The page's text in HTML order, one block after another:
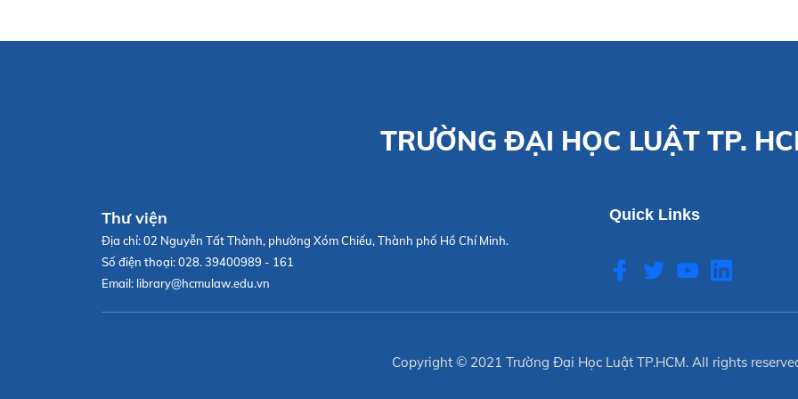
TRƯỜNG ĐẠI HỌC LUẬT TP.
Thư viện
Địa chỉ:02 Nguyễn Tất Thành, phường Xóm Chiếu, Thành phố Hồ Chí Minh.
Số điện thoại:028. 39400989 - 161
Email: library@hcmulaw.edu.vn
Quick Links
Copyright © 2021 Trường Đại Học Luật TP.HCM. All rights